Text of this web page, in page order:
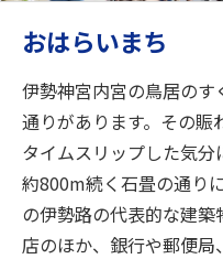
おはらいまち
伊勢神宮内宮の鳥居の
通りがあります。その賑
タイムスリップした気分
約800m続く石畳の通り
の伊勢路の代表的な建
店のほか、銀行や郵便